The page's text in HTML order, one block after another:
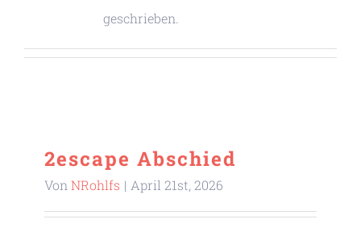
geschrieben.
2escape Abschied
Von NRohlfs | April 21st, 2026